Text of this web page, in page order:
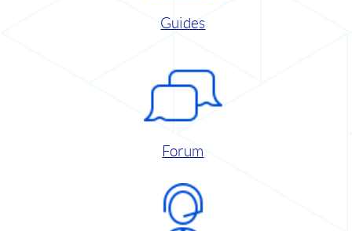
Guides
Forum